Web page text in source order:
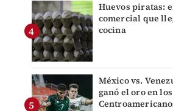
Huevos piratas:
comercial que
cocina
México vs.
ganó el oro en los